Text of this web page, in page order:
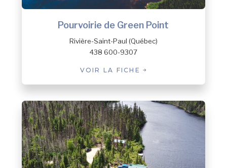
Pourvoirie de Green Point
Rivière-Saint-Paul (Québec)
438 600-9307
VOIR LA FICHE